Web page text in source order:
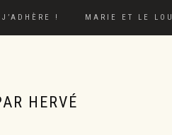
J’ADHÈRE ! MARIE ET LE LOU
HERVÉ